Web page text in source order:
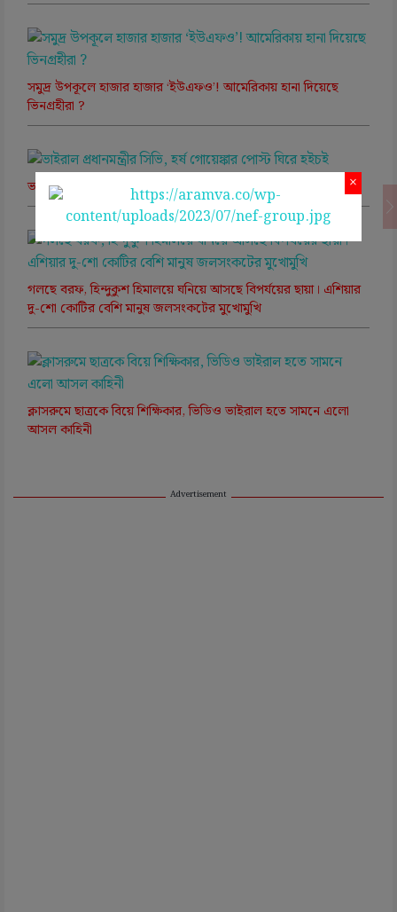
সমুদ্র উপকূলে হাজার হাজার ‘ইউএফও’! আমেরিকায় হানা দিয়েছে
ভিনগ্রহীরা ?
ভাইরাল প্রধানমন্ত্রীর সিভি, হর্ষ গোয়েঙ্কার পোস্ট ঘিরে হইচই
গলছে বরফ, হিন্দুকুশ হিমালয়ে ঘনিয়ে আসছে বিপর্যয়ের ছায়া। এশিয়ার
দু-শো কোটির বেশি মানুষ জলসংকটের মুখোমুখি
ক্লাসরুমে ছাত্রকে বিয়ে শিক্ষিকার, ভিডিও ভাইরাল হতে সামনে এলো
আসল কাহিনী
Advertisement
×